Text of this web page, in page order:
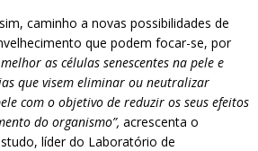
caminho a novas possibilidades de
que podem focar-se, por
as células senescentes na pele e
que visem eliminar ou neutralizar
com o objetivo de reduzir os seus efeitos
do organismo”, acrescenta o
líder do Laboratório de